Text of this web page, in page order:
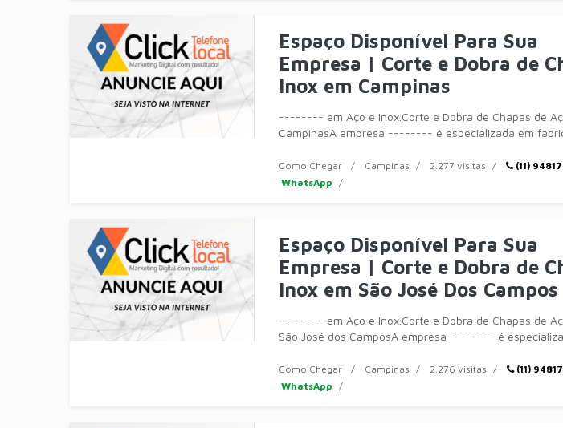
Espaço Disponível Para Sua
Empresa | Corte e Dobra de
Inox em Campinas
-------- em Aço e Inox.Corte e Dobra de Chapas de
CampinasA empresa -------- é especializada em
Como Chegar Campinas 2.277 visitas
(11)
WhatsApp
Espaço Disponível Para Sua
Empresa | Corte e Dobra de
Inox em São José Dos Campos
-------- em Aço e Inox.Corte e Dobra de Chapas de
São José dos CamposA empresa -------- é
Como Chegar Campinas 2.276 visitas
(11)
WhatsApp